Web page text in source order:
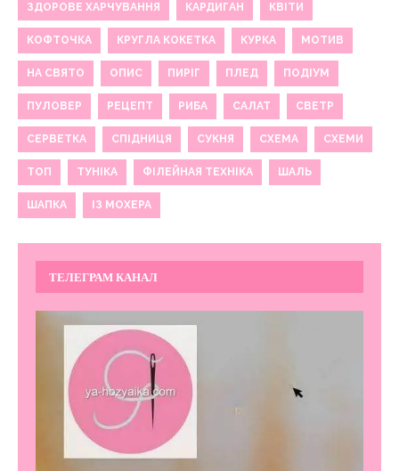
ЗДОРОВЕ ХАРЧУВАННЯ КАРДИГАН КВІТИ
КОФТОЧКА КРУГЛА КОКЕТКА КУРКА МОТИВ
НА СВЯТО ОПИС ПИРІГ ПЛЕД ПОДІУМ
ПУЛОВЕР РЕЦЕПТ РИБА САЛАТ СВЕТР
СЕРВЕТКА СПІДНИЦЯ СУКНЯ СХЕМА СХЕМИ
ТОП ТУНІКА ФІЛЕЙНАЯ ТЕХНІКА ШАЛЬ
ШАПКА ІЗ МОХЕРА
ТЕЛЕГРАМ КАНАЛ